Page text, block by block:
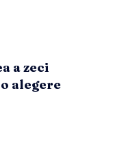
a zeci
alegere